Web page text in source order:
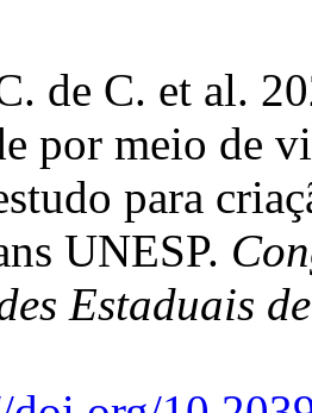
de C. et al.
por meio de
para
UNESP.
Estaduais